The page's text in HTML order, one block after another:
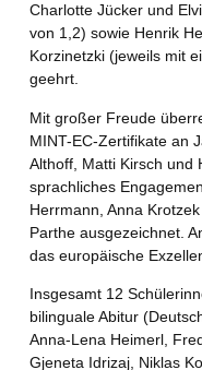
Charlotte Jücker und
von 1,2) sowie Henrik
Korzinetzki (jeweils mit
geehrt.
Mit großer Freude
MINT-EC-Zertifikate an
Althoff, Matti Kirsch und
sprachliches
Herrmann, Anna
Parthe ausgezeichnet.
das europäische
Insgesamt 12
bilinguale Abitur
Anna-Lena Heimerl,
Gjeneta Idrizaj, Niklas